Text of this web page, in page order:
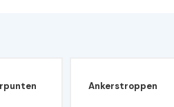
Ankerstroppen